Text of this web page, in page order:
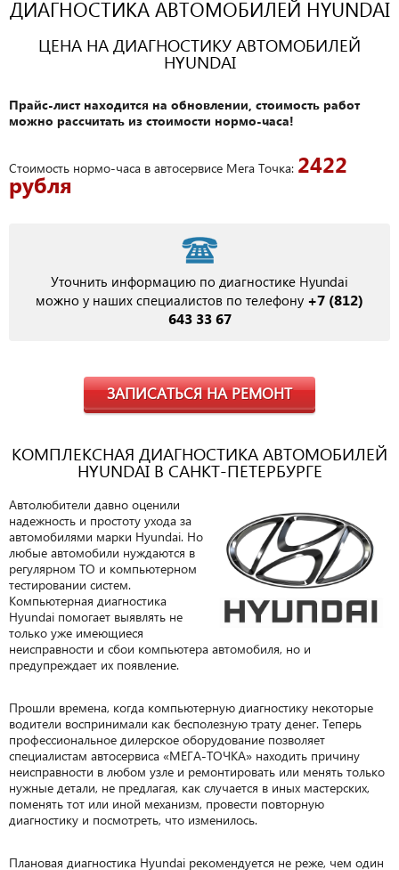
ДИАГНОСТИКА АВТОМОБИЛЕЙ HYUNDAI
ЦЕНА НА ДИАГНОСТИКУ АВТОМОБИЛЕЙ
HYUNDAI
Прайс-лист находится на обновлении, стоимость работ
можно рассчитать из стоимости нормо-часа!
Стоимость нормо-часа в автосервисе Мега Точка: 2422
рубля
Уточнить информацию по диагностике Hyundai
можно у наших специалистов по телефону +7 (812)
643 33 67
ЗАПИСАТЬСЯ НА РЕМОНТ
КОМПЛЕКСНАЯ ДИАГНОСТИКА АВТОМОБИЛЕЙ
HYUNDAI В САНКТ-ПЕТЕРБУРГЕ
Автолюбители давно оценили
надежность и простоту ухода за
автомобилями марки Hyundai. Но
любые автомобили нуждаются в
регулярном ТО и компьютерном
тестировании систем.
Компьютерная диагностика
Hyundai помогает выявлять не
только уже имеющиеся
неисправности и сбои компьютера автомобиля, но и
предупреждает их появление.
Прошли времена, когда компьютерную диагностику некоторые
водители воспринимали как бесполезную трату денег. Теперь
профессиональное дилерское оборудование позволяет
специалистам автосервиса «МЕГА-ТОЧКА» находить причину
неисправности в любом узле и ремонтировать или менять только
нужные детали, не предлагая, как случается в иных мастерских,
поменять тот или иной механизм, провести повторную
диагностику и посмотреть, что изменилось.
Плановая диагностика Hyundai рекомендуется не реже, чем один